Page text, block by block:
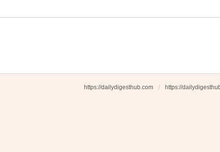
https://dailydigesthub.com https://